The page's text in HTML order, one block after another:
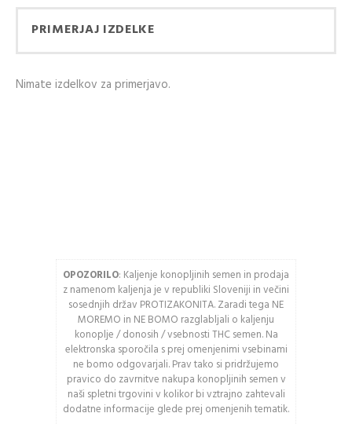
PRIMERJAJ IZDELKE
Nimate izdelkov za primerjavo.
OPOZORILO: Kaljenje konopljinih semen in prodaja
z namenom kaljenja je v republiki Sloveniji in večini
sosednjih držav PROTIZAKONITA. Zaradi tega NE
MOREMO in NE BOMO razglabljali o kaljenju
konoplje / donosih / vsebnosti THC semen. Na
elektronska sporočila s prej omenjenimi vsebinami
ne bomo odgovarjali. Prav tako si pridržujemo
pravico do zavrnitve nakupa konopljinih semen v
naši spletni trgovini v kolikor bi vztrajno zahtevali
dodatne informacije glede prej omenjenih tematik.
Ustvarjanje računa ima
veliko prednosti:
Ogled stanja
UPORABO VAŠEGA
Osveži varnostno
kodo
Pozor: Captcha razlikuje
med velikimi in malimi
črkami.
PRIJAVA